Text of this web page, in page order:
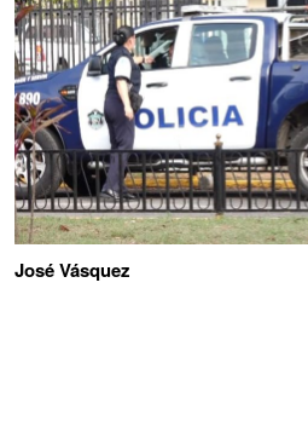
José Vásquez